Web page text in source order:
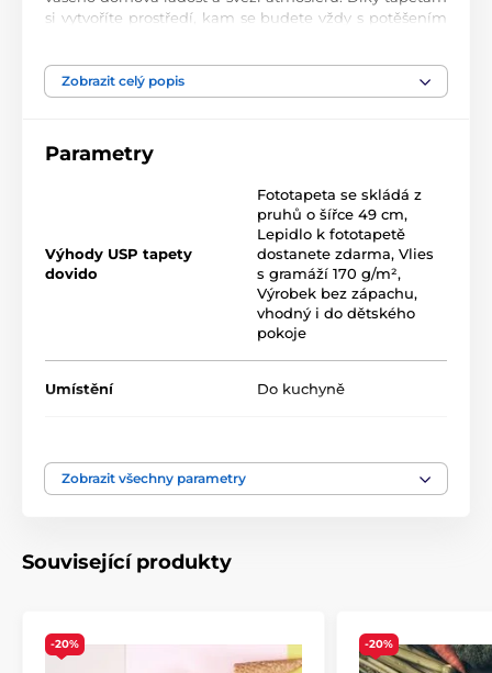
si vytvoříte prostředí, kam se budete vždy s potěšením
Špičková kvalita tisku
silný prvek místnosti. Jsou vytištěny na vysoce kvalitní
. Díky UV-led inkoustové technologii vynikají
odolností povrchu a dlouhotrvající barevností.
Dostupné velikosti a typy tapet (uvedeno v cm,
196x132(4 pruhy), 245x165(5 pruhů),
pruhů),343x231(7 pruhů),392x264(8 pruhů),441x297
Zobrazit celý popis
Parametry
Výhody USP tapety
dovido
Fototapeta se skládá z
pruhů o šířce 49 cm,
Lepidlo k fototapetě
dostanete zdarma, Vlies
s gramáží 170 g/m²,
Výrobek bez zápachu,
vhodný i do dětského
pokoje
Umístění Do kuchyně
Technologie tapet Omyvatelné,Vliesové
Zobrazit všechny parametry
Související produkty
-20% -20%